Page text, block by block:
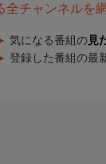
チャンネルを
気になる番組の 見
登録した番組の最